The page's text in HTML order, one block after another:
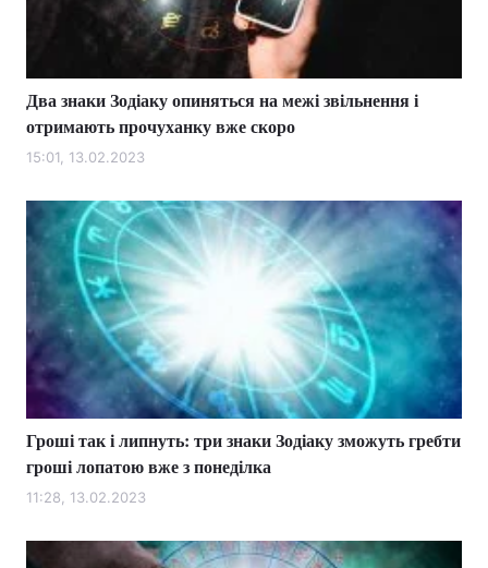
Два знаки Зодіаку опиняться на межі звільнення і
отримають прочуханку вже скоро
15:01, 13.02.2023
Гроші так і липнуть: три знаки Зодіаку зможуть гребти
гроші лопатою вже з понеділка
11:28, 13.02.2023